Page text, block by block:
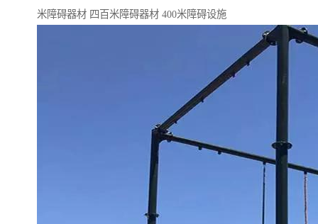
米障碍器材 四百米障碍器材 400米障碍设施